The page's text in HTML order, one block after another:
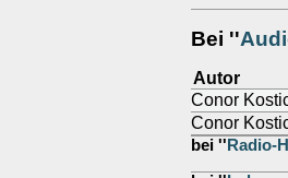
Bei ''
Autor
Conor
Conor
bei '' Radio-